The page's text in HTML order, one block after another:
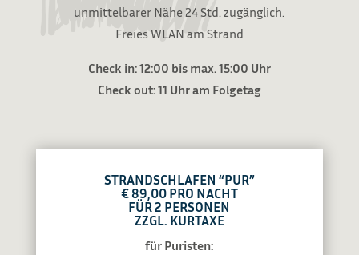
unmittelbarer Nähe 24 Std. zugänglich.
Freies WLAN am Strand
Check in: 12:00 bis max. 15:00 Uhr
Check out: 11 Uhr am Folgetag
STRANDSCHLAFEN “PUR”
€ 89,00 PRO NACHT
FÜR 2 PERSONEN
ZZGL. KURTAXE
für Puristen: